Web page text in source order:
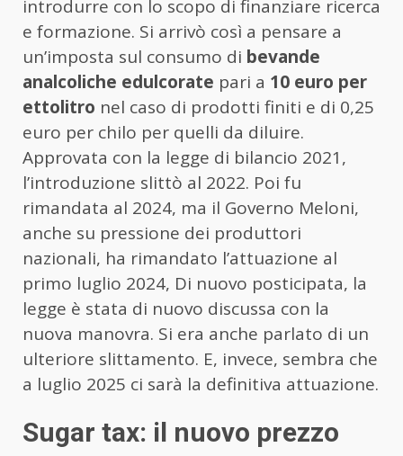
introdurre con lo scopo di finanziare ricerca
e formazione. Si arrivò così a pensare a
un’imposta sul consumo di bevande
analcoliche edulcorate pari a 10 euro per
ettolitro nel caso di prodotti finiti e di 0,25
euro per chilo per quelli da diluire.
Approvata con la legge di bilancio 2021,
l’introduzione slittò al 2022. Poi fu
rimandata al 2024, ma il Governo Meloni,
anche su pressione dei produttori
nazionali, ha rimandato l’attuazione al
primo luglio 2024, Di nuovo posticipata, la
legge è stata di nuovo discussa con la
nuova manovra. Si era anche parlato di un
ulteriore slittamento. E, invece, sembra che
a luglio 2025 ci sarà la definitiva attuazione.
Sugar tax: il nuovo prezzo